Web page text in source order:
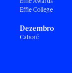
Effie College
Dezembro
Caboré